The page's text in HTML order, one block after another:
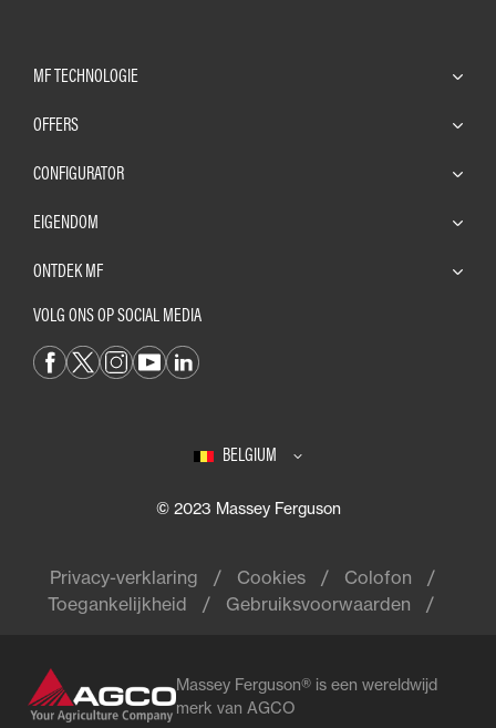
MF TECHNOLOGIE
OFFERS
CONFIGURATOR
EIGENDOM
ONTDEK MF
VOLG ONS OP SOCIAL MEDIA
BELGIUM
© 2023 Massey Ferguson
Privacy-verklaring Cookies
Colofon
Toegankelijkheid
Gebruiksvoorwaarden
Massey Ferguson® is een wereldwijd
merk van AGCO